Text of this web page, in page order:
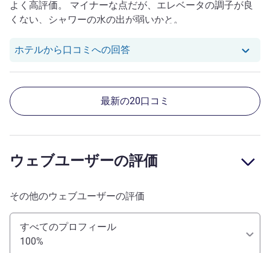
よく高評価。 マイナーな点だが、エレベータの調子が良
くない、シャワーの水の出が弱いかと。
ホテルから口コミへの回答Masayoshi Y. さんのレビュー
最新の20口コミ
ウェブユーザーの評価
その他のウェブユーザーの評価
すべてのプロフィール
100%